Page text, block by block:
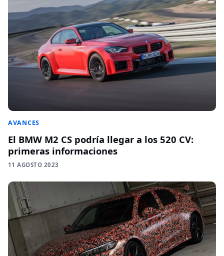
AVANCES
El BMW M2 CS podría llegar a los 520 CV:
primeras informaciones
11 AGOSTO 2023